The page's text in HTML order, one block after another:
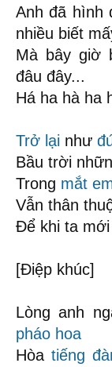
Anh đã hình
nhiều biết
Mà bây giờ
đâu đây...
Há ha hà ha
Trở lại như
Bầu trời
Trong mắt
Vẫn thân
Để khi ta mới
[Điệp khúc]
Lòng anh
pháo hoa
Hòa tiếng